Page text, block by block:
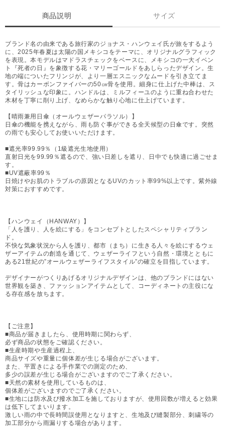
商品説明 サイズ
ブランド名の由来である旅行家のジョナス・ハンウェイ氏が旅をするよう
に、2025年春夏は太陽の国メキシコをテーマに、オリジナルグラフィック
を表現。本モデルはマドラスチェックをベースに、メキシコの一大イベン
ト『死者の日』を象徴する花・マリーゴールドをあしらったデザイン。生
地の端についたフリンジが、より一層エスニックなムードを引き立てま
す。骨はカーボンファイバーの50㎝骨を使用。細身に仕上げた中棒は、ス
タイリッシュな印象に。ハンドルは、ミルフィーユのように重ね合わせた
木材を丁寧に削り上げ、なめらかな触り心地に仕上げています。
【晴雨兼用日傘（オールウェザーパラソル）】
日傘の機能を携えながら、雨も防ぐ事ができる全天候型の日傘です。突然
の雨でも安心してお使いいただけます。
■遮光率99.99％（1級遮光生地使用）
直射日光を99.99％遮るので、強い日差しを遮り、日中でも快適に過ごせま
す。
■UV遮蔽率99％
日焼けやお肌のトラブルの原因となるUVのカット率99%以上です。紫外線
対策におすすめです。
【ハンウェイ（HANWAY）】
「人を護り、人を絵にする」をコンセプトとしたスペシャリティブラン
ド。
不快な気象状況から人を護り、都市（まち）に生きる人々を絵にするウェ
ザーアイテムの創造を通じて、ウェザーライフという自然・環境とともに
ある21世紀の”オールウェザーライフスタイル”の確立を目指しています。
デザイナーがつくりあげるオリジナルデザインは、他のブランドにはない
世界観を築き、ファッションアイテムとして、コーディネートの主役にな
る存在感を放ちます。
【ご注意】
■商品が届きましたら、使用時期に関わらず、
必ず商品の状態をご確認ください。
■生産時期や生産過程上、
商品サイズや重量に個体差が生じる場合がございます。
また、平置きによる手作業での測定のため、
多少の誤差が生じる場合がございますのでご了承ください。
■天然の素材を使用しているものは、
個体差がございますのでご了承ください。
■生地には防水及び撥水加工を施しておりますが、使用回数が増えると効果
は低下してまいります。
激しい雨の中で長時間誤使用となりますと、生地及び縫製部分、刺繍等の
加工部分から雨漏りする場合があります。